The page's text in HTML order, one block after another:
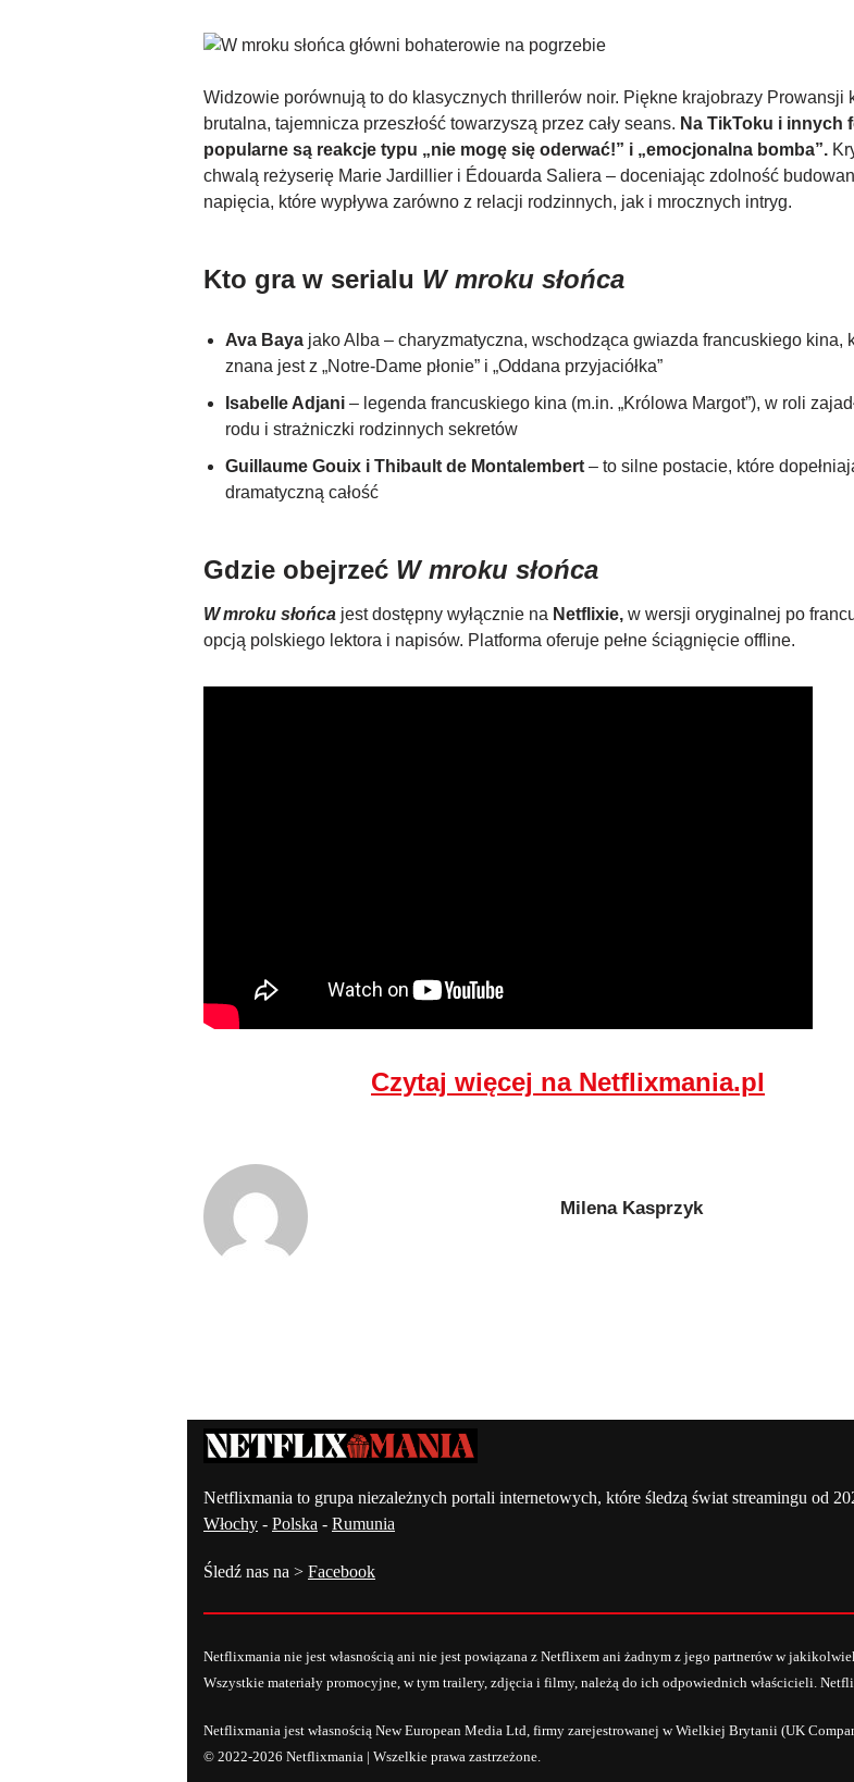
Widzowie porównują to do klasycznych thrillerów noir. Piękne krajobrazy Prowansji
brutalna, tajemnicza przeszłość towarzyszą przez cały seans. Na TikToku i innych
popularne są reakcje typu „nie mogę się oderwać!” i „emocjonalna bomba”.
chwalą reżyserię Marie Jardillier i Édouarda Saliera – doceniając zdolność
napięcia, które wypływa zarówno z relacji rodzinnych, jak i mrocznych intryg.
Kto gra w serialu W mroku słońca
Ava Baya jako Alba – charyzmatyczna, wschodząca gwiazda francuskiego kina,
znana jest z „Notre‑Dame płonie” i „Oddana przyjaciółka”
Isabelle Adjani – legenda francuskiego kina (m.in. „Królowa Margot”), w roli
rodu i strażniczki rodzinnych sekretów
Guillaume Gouix i Thibault de Montalembert – to silne postacie, które
dramatyczną całość
Gdzie obejrzeć W mroku słońca
W mroku słońca jest dostępny wyłącznie na Netflixie, w wersji oryginalnej po
opcją polskiego lektora i napisów. Platforma oferuje pełne ściągnięcie offline.
Czytaj więcej na Netflixmania.pl
Milena Kasprzyk
Netflixmania to grupa niezależnych portali internetowych, które śledzą świat streamingu od
Włochy - Polska - Rumunia
Śledź nas na > Facebook
Netflixmania nie jest własnością ani nie jest powiązana z Netflixem ani żadnym z jego partnerów w
Wszystkie materiały promocyjne, w tym trailery, zdjęcia i filmy, należą do ich odpowiednich właścicieli.
Netflixmania jest własnością New European Media Ltd, firmy zarejestrowanej w Wielkiej Brytanii (UK
© 2022-2026 Netflixmania | Wszelkie prawa zastrzeżone.